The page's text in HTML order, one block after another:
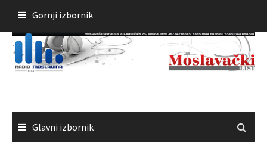
sadržaja
Gornji izbornik
Glavni izbornik